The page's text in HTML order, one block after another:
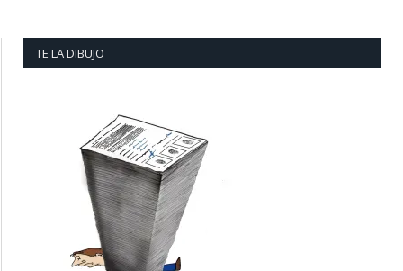
TE LA DIBUJO